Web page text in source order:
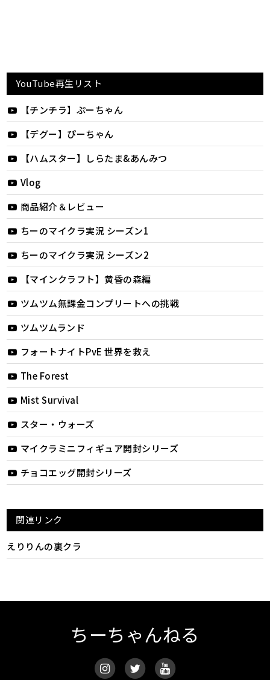
YouTube再生リスト
【チンチラ】ぷーちゃん
【デグー】ぴーちゃん
【ハムスター】しらたま&あんみつ
Vlog
商品紹介＆レビュー
ちーのマイクラ実況 シーズン1
ちーのマイクラ実況 シーズン2
【マインクラフト】黄昏の森編
ツムツム無課金コンプリートへの挑戦
ツムツムランド
フォートナイトPvE 世界を救え
The Forest
Mist Survival
スター・ウォーズ
マイクラミニフィギュア開封シリーズ
チョコエッグ開封シリーズ
関連リンク
えりりんの裏クラ
ちーちゃんねる